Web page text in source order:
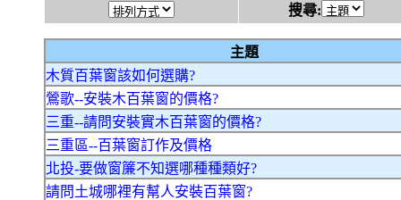
搜尋:
主題
木質百葉窗該如何選購?
鶯歌--安裝木百葉窗的價格?
三重--請問安裝實木百葉窗的價格?
三重區--百葉窗訂作及價格
北投-要做窗簾不知選哪種種類好?
請問土城哪裡有幫人安裝百葉窗?